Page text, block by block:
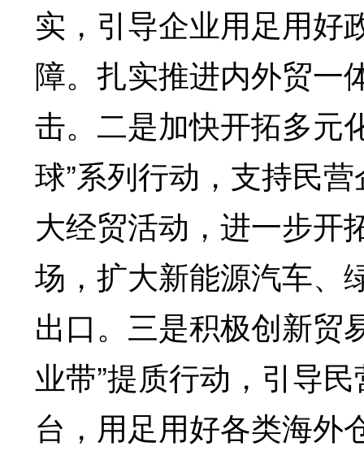
实，引导企业用足用好
障。扎实推进内外贸一
击。二是加快开拓多元
球”系列行动，支持民
大经贸活动，进一步开
场，扩大新能源汽车、
出口。三是积极创新贸
业带”提质行动，引导
台，用足用好各类海外